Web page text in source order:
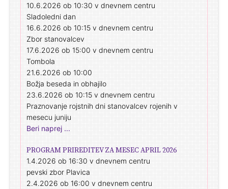
10.6.2026 ob 10:30 v dnevnem centru
Sladoledni dan
16.6.2026 ob 10:15 v dnevnem centru
Zbor stanovalcev
17.6.2026 ob 15:00 v dnevnem centru
Tombola
21.6.2026 ob 10:00
Božja beseda in obhajilo
23.6.2026 ob 10:15 v dnevnem centru
Praznovanje rojstnih dni stanovalcev rojenih v
mesecu juniju
Beri naprej ...
PROGRAM PRIREDITEV ZA MESEC APRIL 2026
1.4.2026 ob 16:30 v dnevnem centru
pevski zbor Plavica
2.4.2026 ob 16:00 v dnevnem centru